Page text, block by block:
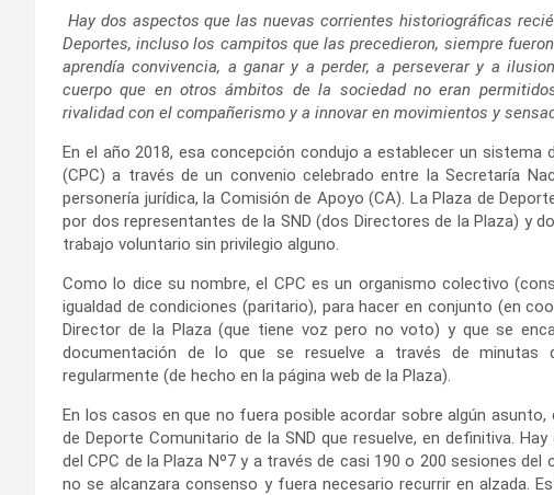
Hay dos aspectos que las nuevas corrientes historiográficas
Deportes, incluso los campitos que las precedieron, siempre
aprendía convivencia, a ganar y a perder, a perseverar y a
cuerpo que en otros ámbitos de la sociedad no eran
rivalidad con el compañerismo y a innovar en movimientos y
En el año 2018, esa concepción condujo a establecer un sistema
(CPC) a través de un convenio celebrado entre la Secretaría
personería jurídica, la Comisión de Apoyo (CA). La Plaza de
por dos representantes de la SND (dos Directores de la Plaza) y
trabajo voluntario sin privilegio alguno.
Como lo dice su nombre, el CPC es un organismo colectivo
igualdad de condiciones (paritario), para hacer en conjunto (en
Director de la Plaza (que tiene voz pero no voto) y que se
documentación de lo que se resuelve a través de minutas
regularmente (de hecho en la página web de la Plaza).
En los casos en que no fuera posible acordar sobre algún
de Deporte Comunitario de la SND que resuelve, en definitiva.
del CPC de la Plaza Nº7 y a través de casi 190 o 200 sesiones
no se alcanzara consenso y fuera necesario recurrir en alzada.